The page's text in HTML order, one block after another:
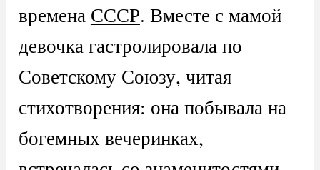
времена СССР. Вместе с мамой
девочка гастролировала по
Советскому Союзу, читая
стихотворения: она побывала на
богемных вечеринках,